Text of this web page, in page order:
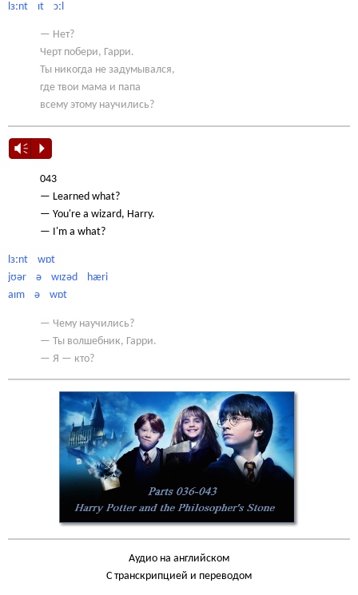
lɜːnt ɪt ɔːl
— Нет?
Черт побери, Гарри.
Ты никогда не задумывался,
где твои мама и папа
всему этому научились?
Vm P
043
— Learned what?
— You're a wizard, Harry.
— I'm a what?
lɜːnt wɒt
jʊər ə wɪzəd hæri
aɪm ə wɒt
— Чему научились?
— Ты волшебник, Гарри.
— Я — кто?
Аудио на английском
С транскрипцией и переводом